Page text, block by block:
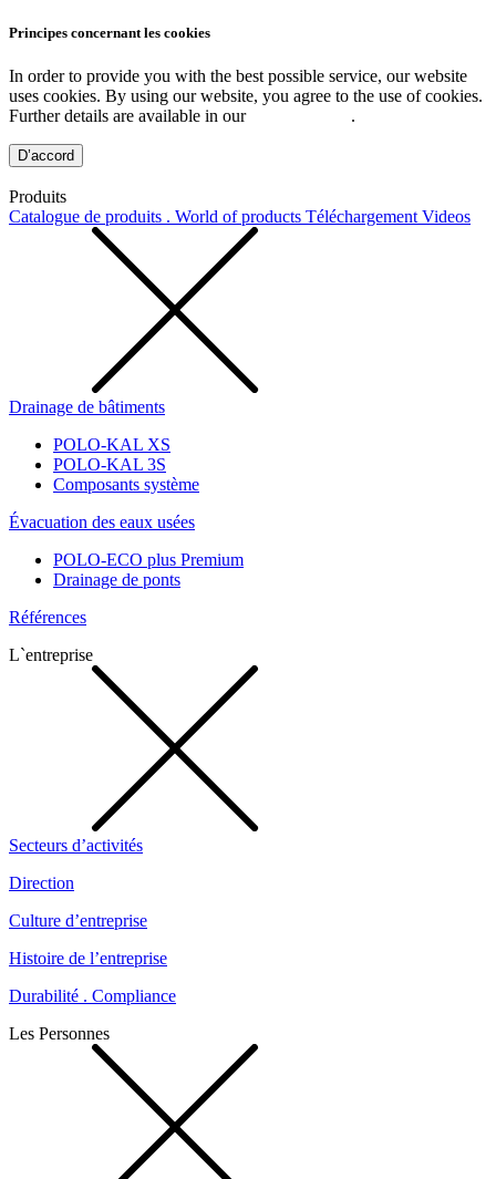
Principes concernant les cookies
In order to provide you with the best possible service, our website
uses cookies. By using our website, you agree to the use of cookies.
Further details are available in our
.
D’accord
Produits
Catalogue de produits . World of products Téléchargement Videos
Drainage de bâtiments
POLO-KAL XS
POLO-KAL 3S
Composants système
Évacuation des eaux usées
POLO-ECO plus Premium
Drainage de ponts
Références
L`entreprise
Secteurs d’activités
Direction
Culture d’entreprise
Histoire de l’entreprise
Durabilité . Compliance
Les Personnes